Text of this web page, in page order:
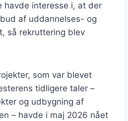
havde interesse i, at der
af uddannelses- og
så rekruttering blev
som var blevet
tidligere taler –
og udbygning af
– havde i maj 2026 nået